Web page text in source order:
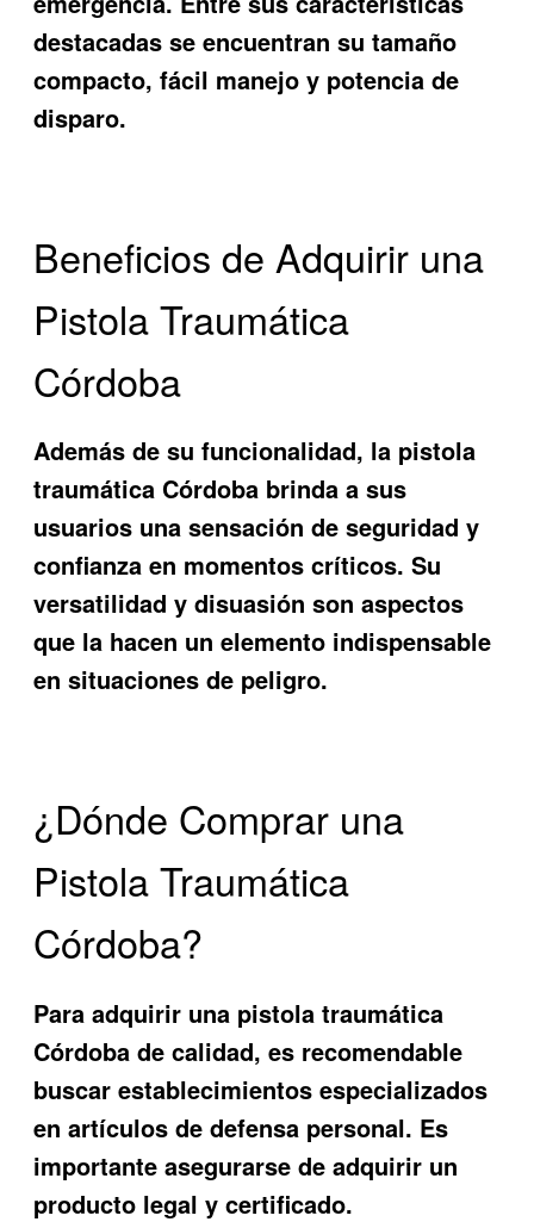
destacadas se encuentran su tamaño
compacto, fácil manejo y potencia de
disparo.
Beneficios de Adquirir una
Pistola Traumática
Córdoba
Además de su funcionalidad, la pistola
traumática Córdoba brinda a sus
usuarios una sensación de seguridad y
confianza en momentos críticos. Su
versatilidad y disuasión son aspectos
que la hacen un elemento indispensable
en situaciones de peligro.
¿Dónde Comprar una
Pistola Traumática
Córdoba?
Para adquirir una pistola traumática
Córdoba de calidad, es recomendable
buscar establecimientos especializados
en artículos de defensa personal. Es
importante asegurarse de adquirir un
producto legal y certificado.